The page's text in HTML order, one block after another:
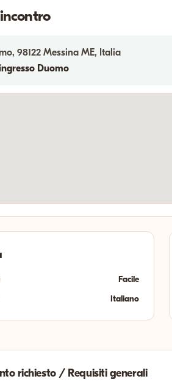
98122 Messina ME, Italia
Duomo
Facile
Italiano
richiesto / Requisiti generali